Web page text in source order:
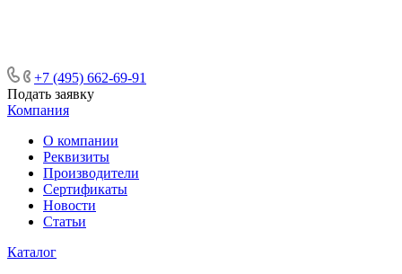
+7 (495) 662-69-91
Подать заявку
Компания
О компании
Реквизиты
Производители
Сертификаты
Новости
Статьи
Каталог